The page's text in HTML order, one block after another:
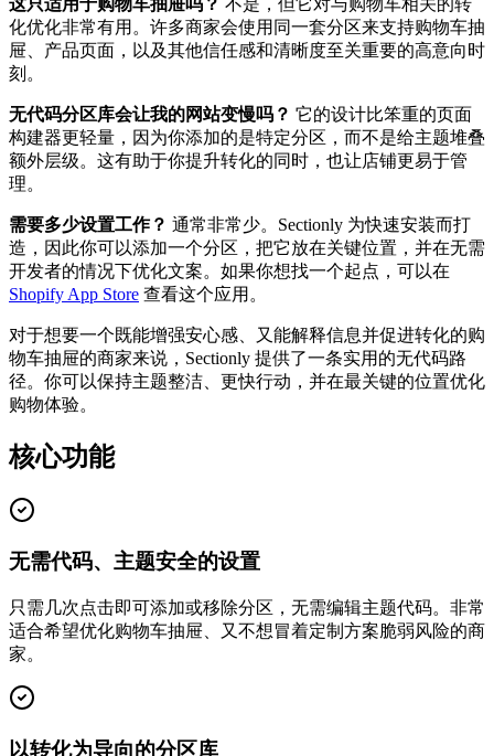
这只适用于购物车抽屉吗？ 不是，但它对与购物车相关的转
化优化非常有用。许多商家会使用同一套分区来支持购物车抽
屉、产品页面，以及其他信任感和清晰度至关重要的高意向时
刻。
无代码分区库会让我的网站变慢吗？ 它的设计比笨重的页面
构建器更轻量，因为你添加的是特定分区，而不是给主题堆叠
额外层级。这有助于你提升转化的同时，也让店铺更易于管
理。
需要多少设置工作？ 通常非常少。Sectionly 为快速安装而打
造，因此你可以添加一个分区，把它放在关键位置，并在无需
开发者的情况下优化文案。如果你想找一个起点，可以在
Shopify App Store 查看这个应用。
对于想要一个既能增强安心感、又能解释信息并促进转化的购
物车抽屉的商家来说，Sectionly 提供了一条实用的无代码路
径。你可以保持主题整洁、更快行动，并在最关键的位置优化
购物体验。
核心功能
无需代码、主题安全的设置
只需几次点击即可添加或移除分区，无需编辑主题代码。非常
适合希望优化购物车抽屉、又不想冒着定制方案脆弱风险的商
家。
以转化为导向的分区库